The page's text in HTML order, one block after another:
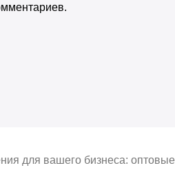
для вашего бизнеса: оптовые